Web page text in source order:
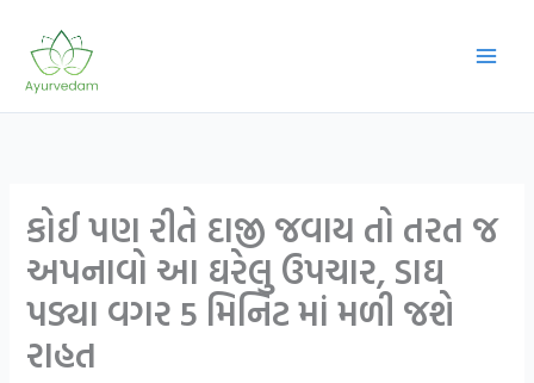
content
કોઈ પણ રીતે દાજી જવાય તો તરત જ
અપનાવો આ ઘરેલુ ઉપચાર, ડાઘ
પડ્યા વગર 5 મિનિટ માં મળી જશે
રાહત